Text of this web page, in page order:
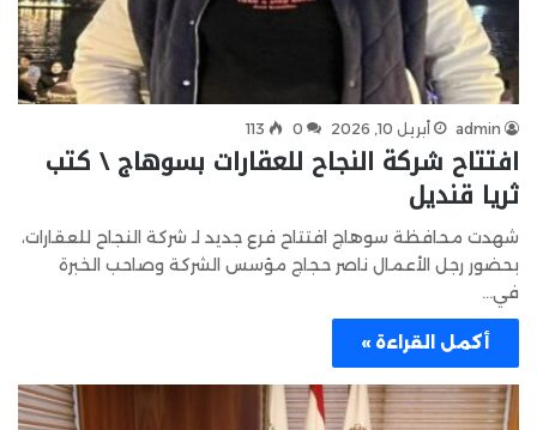
admin أبريل 10, 2026 0
113
افتتاح شركة النجاح للعقارات بسوهاج \ كتب
ثريا قنديل
شهدت محافظة سوهاج افتتاح فرع جديد لـ شركة النجاح للعقارات،
بحضور رجل الأعمال ناصر حجاج مؤسس الشركة وصاحب الخبرة
في…
أكمل القراءة »